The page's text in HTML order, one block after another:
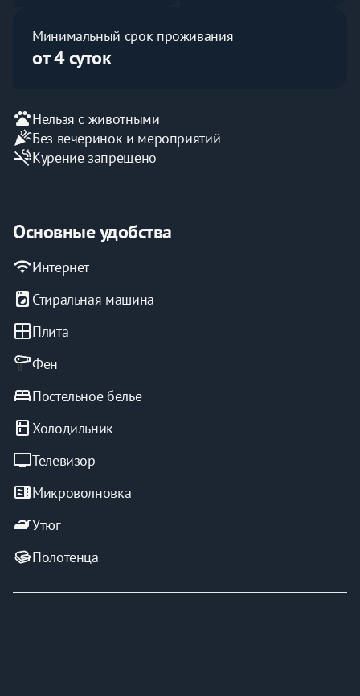
Минимальный срок проживания
от 4 суток
petsНельзя с животными
celebrationБез вечеринок и мероприятий
smoke_freeКурение запрещено
Основные удобства
wifiИнтернет
local_laundry_service Стиральная машина
windowПлита
Фен
bedПостельное белье
kitchen Холодильник
tvТелевизор
microwaveМикроволновка
ironУтюг
Полотенца